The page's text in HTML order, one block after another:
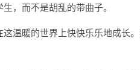
，而不是胡乱的带曲子。
这温暖的世界上快快乐乐地成